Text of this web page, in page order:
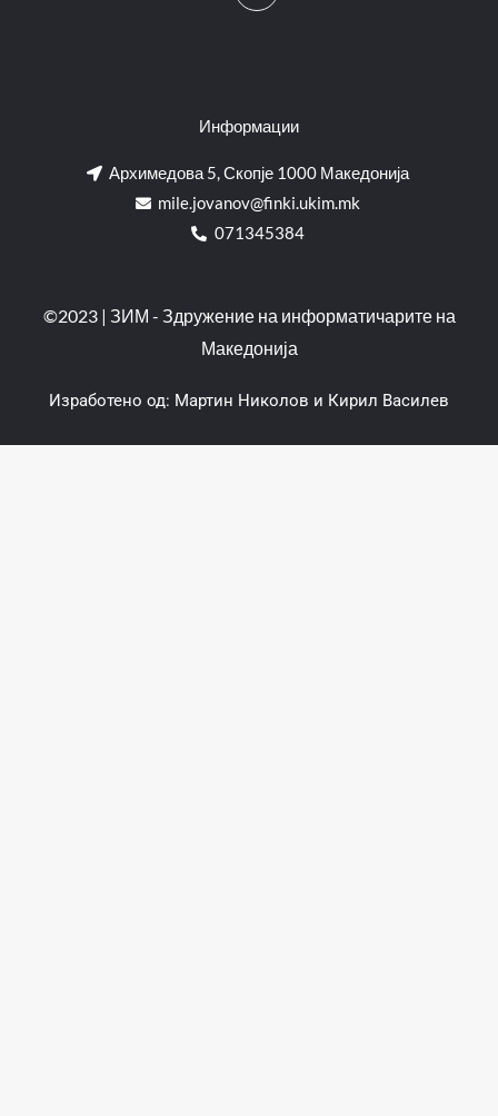
Информации
Архимедова 5, Скопје 1000 Македонија
mile.jovanov@finki.ukim.mk​
071345384
©2023 | ЗИМ - Здружение на информатичарите на
Македонија
Изработено од: Мартин Николов и Кирил Василев